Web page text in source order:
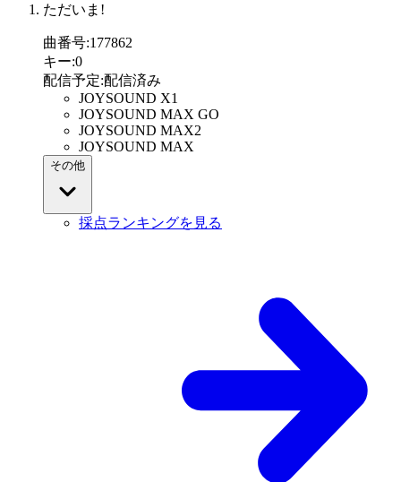
ただいま!
曲番号:177862
キー:0
配信予定:配信済み
JOYSOUND X1
JOYSOUND MAX GO
JOYSOUND MAX2
JOYSOUND MAX
その他
採点ランキングを見る